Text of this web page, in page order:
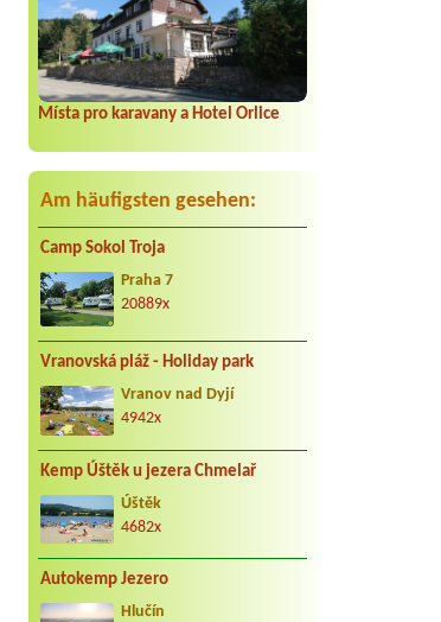
Místa pro karavany a Hotel Orlice
Am häufigsten gesehen:
Camp Sokol Troja
Praha 7
20889x
Vranovská pláž - Holiday park
Vranov nad Dyjí
4942x
Kemp Úštěk u jezera Chmelař
Úštěk
4682x
Autokemp Jezero
Hlučín